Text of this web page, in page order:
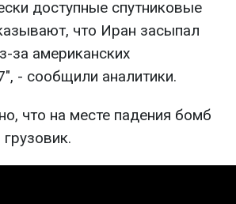
доступные спутниковые
что Иран засыпал
за американских
- сообщили аналитики.
что на месте падения бомб